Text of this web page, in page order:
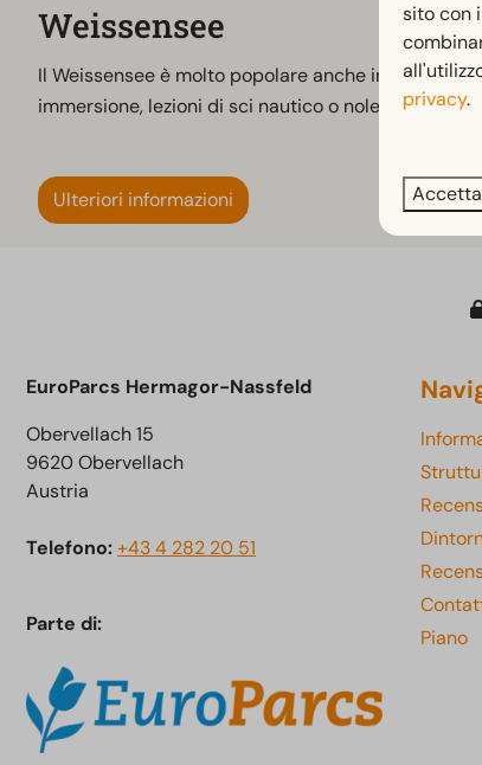
Weissensee
Il Weissensee è molto popolare anche in estate.
immersione, lezioni di sci nautico o noleggio di
Ulteriori informazioni
EuroParcs Hermagor-Nassfeld
Obervellach 15
9620 Obervellach
Austria
Telefono:+43 4 282 20 51
Parte di:
Piano
sito con
privacy.